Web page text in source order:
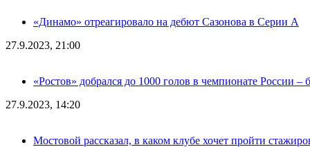
«Динамо» отреагировало на дебют Сазонова в Серии А
27.9.2023, 21:00
«Ростов» добрался до 1000 голов в чемпионате России –
27.9.2023, 14:20
Мостовой рассказал, в каком клубе хочет пройти